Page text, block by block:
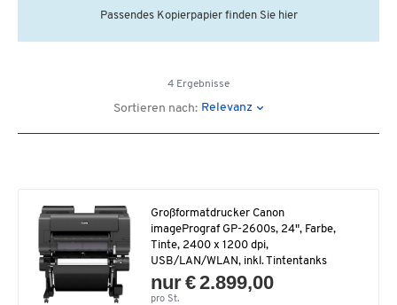
Passendes Kopierpapier finden Sie hier
4 Ergebnisse
Sortieren nach: Relevanz
Großformatdrucker Canon
imagePrograf GP-2600s, 24", Farbe,
Tinte, 2400 x 1200 dpi,
USB/LAN/WLAN, inkl. Tintentanks
nur € 2.899,00
pro St.